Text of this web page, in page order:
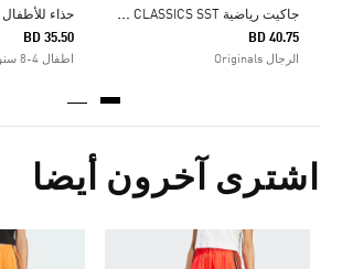
ج
اكيت رياضية ADICOLOR CLASSICS SST
BD 40.75
الرجال Originals
BD 35.50
اطفال 4-8 سنوات Originals
اشترى آخرون أيضا